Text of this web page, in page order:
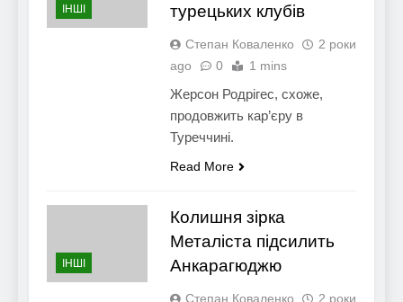
ІНШІ
турецьких клубів
Степан Коваленко
2 роки
ago
0 1 mins
Жерсон Родрігес, схоже,
продовжить кар’єру в
Туреччині.
Read More
ІНШІ
Колишня зірка
Металіста підсилить
Анкарагюджю
Степан Коваленко
2 роки